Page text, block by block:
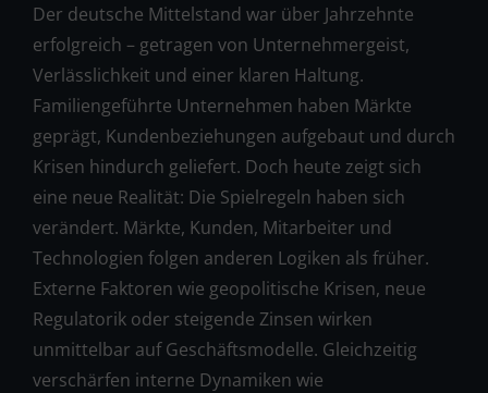
Der deutsche Mittelstand war über Jahrzehnte
erfolgreich – getragen von Unternehmergeist,
Verlässlichkeit und einer klaren Haltung.
Familiengeführte Unternehmen haben Märkte
geprägt, Kundenbeziehungen aufgebaut und durch
Krisen hindurch geliefert. Doch heute zeigt sich
eine neue Realität: Die Spielregeln haben sich
verändert. Märkte, Kunden, Mitarbeiter und
Technologien folgen anderen Logiken als früher.
Externe Faktoren wie geopolitische Krisen, neue
Regulatorik oder steigende Zinsen wirken
unmittelbar auf Geschäftsmodelle. Gleichzeitig
verschärfen interne Dynamiken wie